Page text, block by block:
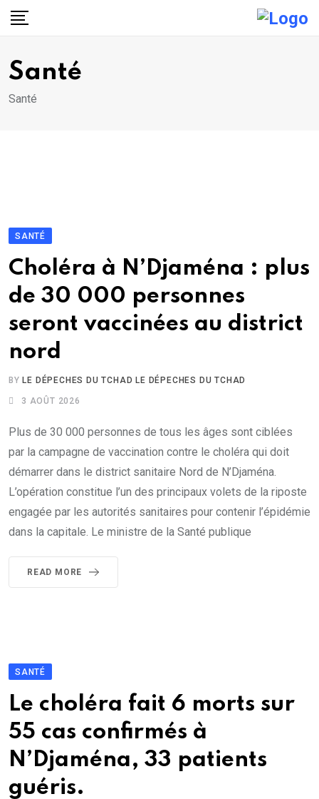
Skip
Santé
Santé
SANTÉ
Choléra à N’Djaména : plus
de 30 000 personnes
seront vaccinées au district
nord
BYLE DÉPECHES DU TCHAD LE DÉPECHES DU TCHAD
3 AOÛT 2026
Plus de 30 000 personnes de tous les âges sont ciblées
par la campagne de vaccination contre le choléra qui doit
démarrer dans le district sanitaire Nord de N’Djaména.
L’opération constitue l’un des principaux volets de la riposte
engagée par les autorités sanitaires pour contenir l’épidémie
dans la capitale. Le ministre de la Santé publique
READ MORE
SANTÉ
Le choléra fait 6 morts sur
55 cas confirmés à
N’Djaména, 33 patients
guéris.